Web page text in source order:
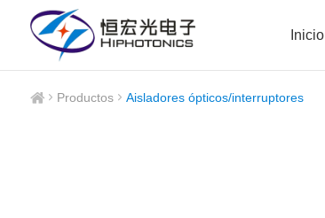
Inicio
Productos Aisladores ópticos/interruptores